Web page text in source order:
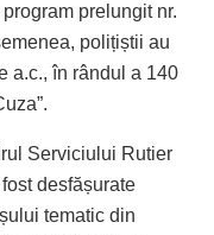
prelungit nr.
polițiștii au
a.c., în rândul a 140
Serviciului Rutier
desfășurate
tematic din